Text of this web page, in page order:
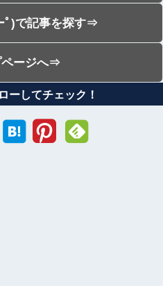
ﾟ)で記事を探す⇒
ページへ⇒
ーしてチェック！